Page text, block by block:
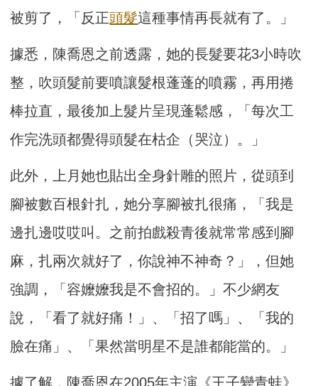
被剪了，「反正頭髮這種事情再長就有了。」
據悉，陳喬恩之前透露，她的長髮要花3小時吹
整，吹頭髮前要噴讓髮根蓬蓬的噴霧，再用捲
棒拉直，最後加上髮片呈現蓬鬆感，「每次工
作完洗頭都覺得頭髮在枯企（哭泣）。」
此外，上月她也貼出全身針雕的照片，從頭到
腳被數百根針扎，她分享腳被扎很痛，「我是
邊扎邊哎哎叫。之前拍戲殺青後就常常感到腳
麻，扎兩次就好了，你說神不神奇？」，但她
強調，「容嬤嬤我是不會招的。」不少網友
說，「看了就好痛！」、「招了嗎」、「我的
臉在痛」、「果然當明星不是誰都能當的。」
據了解，陳喬恩在2005年主演《王子變青蛙》